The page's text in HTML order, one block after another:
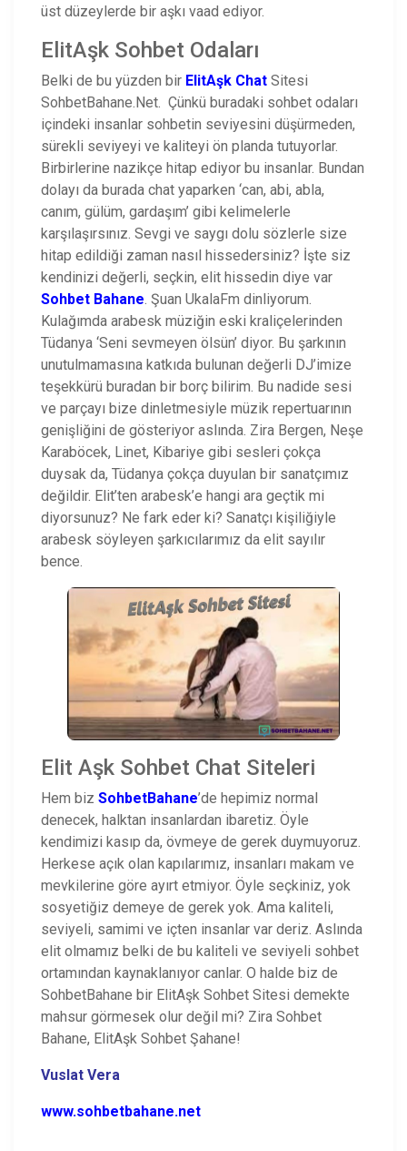
üst düzeylerde bir aşkı vaad ediyor.
ElitAşk Sohbet Odaları
Belki de bu yüzden bir ElitAşk Chat Sitesi
SohbetBahane.Net. Çünkü buradaki sohbet odaları
içindeki insanlar sohbetin seviyesini düşürmeden,
sürekli seviyeyi ve kaliteyi ön planda tutuyorlar.
Birbirlerine nazikçe hitap ediyor bu insanlar. Bundan
dolayı da burada chat yaparken ‘can, abi, abla,
canım, gülüm, gardaşım’ gibi kelimelerle
karşılaşırsınız. Sevgi ve saygı dolu sözlerle size
hitap edildiği zaman nasıl hissedersiniz? İşte siz
kendinizi değerli, seçkin, elit hissedin diye var
Sohbet Bahane . Şuan UkalaFm dinliyorum.
Kulağımda arabesk müziğin eski kraliçelerinden
Tüdanya ‘Seni sevmeyen ölsün’ diyor. Bu şarkının
unutulmamasına katkıda bulunan değerli DJ’imize
teşekkürü buradan bir borç bilirim. Bu nadide sesi
ve parçayı bize dinletmesiyle müzik repertuarının
genişliğini de gösteriyor aslında. Zira Bergen, Neşe
Karaböcek, Linet, Kibariye gibi sesleri çokça
duysak da, Tüdanya çokça duyulan bir sanatçımız
değildir. Elit’ten arabesk’e hangi ara geçtik mi
diyorsunuz? Ne fark eder ki? Sanatçı kişiliğiyle
arabesk söyleyen şarkıcılarımız da elit sayılır
bence.
Elit Aşk Sohbet Chat Siteleri
Hem biz SohbetBahane’de hepimiz normal
denecek, halktan insanlardan ibaretiz. Öyle
kendimizi kasıp da, övmeye de gerek duymuyoruz.
Herkese açık olan kapılarımız, insanları makam ve
mevkilerine göre ayırt etmiyor. Öyle seçkiniz, yok
sosyetiğiz demeye de gerek yok. Ama kaliteli,
seviyeli, samimi ve içten insanlar var deriz. Aslında
elit olmamız belki de bu kaliteli ve seviyeli sohbet
ortamından kaynaklanıyor canlar. O halde biz de
SohbetBahane bir ElitAşk Sohbet Sitesi demekte
mahsur görmesek olur değil mi? Zira Sohbet
Bahane, ElitAşk Sohbet Şahane!
Vuslat Vera
www.sohbetbahane.net